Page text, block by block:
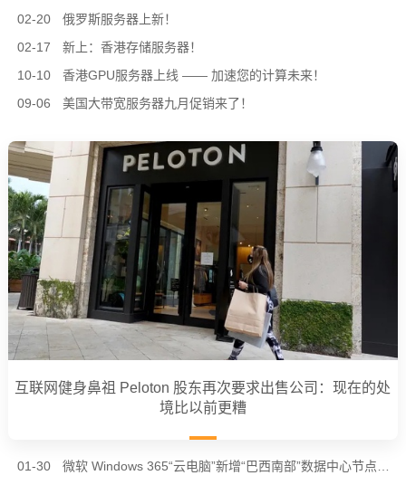
02-20
俄罗斯服务器上新！
02-17
新上：香港存储服务器！
10-10
香港GPU服务器上线 —— 加速您的计算未来！
09-06
美国大带宽服务器九月促销来了！
互联网健身鼻祖 Peloton 股东再次要求出售公司：现在的处
境比以前更糟
01-30